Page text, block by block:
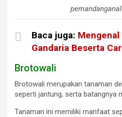
Baca juga: Mengenal
Gandaria Beserta
Brotowali
Brotowali merupakan tanaman
seperti jantung, serta batangnya
Tanaman ini memiliki manfaat